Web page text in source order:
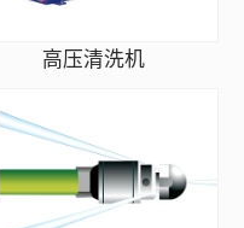
高压清洗机